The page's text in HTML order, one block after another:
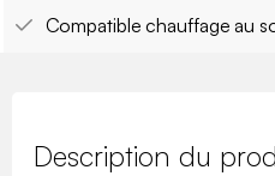
Compatible chauffage au
Description du